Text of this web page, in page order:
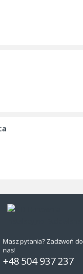
Masz pytania? Zadzwoń do
nas!
+48 504 937 237